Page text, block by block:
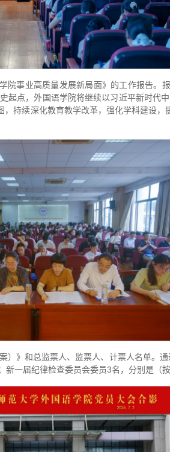
事业高质量发展新局面》的工作报告。
点，外国语学院将继续以习近平新时代
持续深化教育教学改革，强化学科建设
》和总监票人、监票人、计票人名单。
一届纪律检查委员会委员3名，分别是（